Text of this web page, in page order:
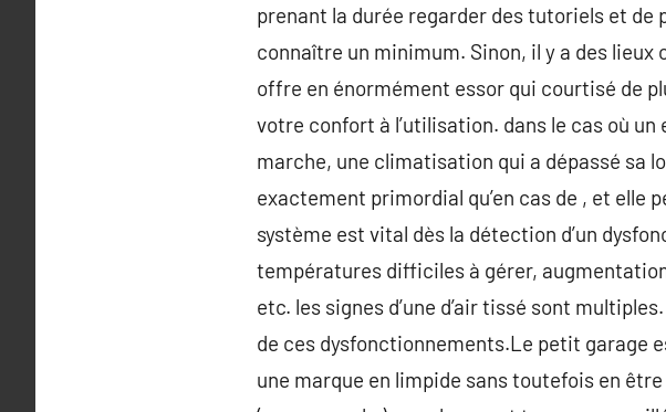
prenant la durée regarder des tutoriels et de
connaître un minimum. Sinon, il y a des lieux
offre en énormément essor qui courtisé de
votre confort à l’utilisation. dans le cas où
marche, une climatisation qui a dépassé sa
exactement primordial qu’en cas de , et
système est vital dès la détection d’un
températures difficiles à gérer,
etc. les signes d’une d’air tissé sont
de ces dysfonctionnements.Le petit garage
une marque en limpide sans toutefois en